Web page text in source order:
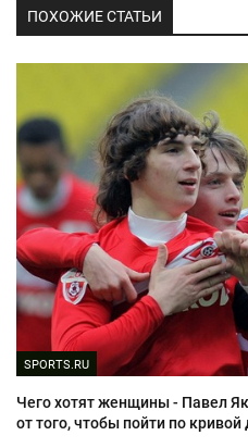
ПОХОЖИЕ СТАТЬИ
SPORTS.RU
Чего хотят женщины - Павел
от того, чтобы пойти по